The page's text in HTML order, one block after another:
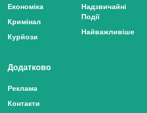
Економіка
Кримінал
Курйози
Надзвичайні
Події
Найважливіше
Додатково
Реклама
Контакти